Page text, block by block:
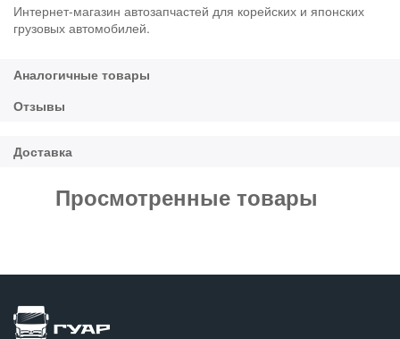
Интернет-магазин автозапчастей для корейских и японских
грузовых автомобилей.
Просмотренные товары